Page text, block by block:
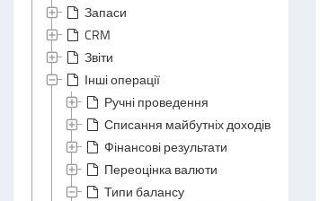
Запаси
CRM
Звіти
Інші операції
Ручні проведення
Списання майбутніх доходів та витрат
Фінансові результати
Переоцінка валюти
Типи балансу